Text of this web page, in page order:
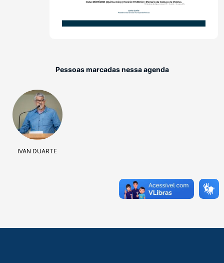
Pessoas marcadas nessa agenda
IVAN DUARTE